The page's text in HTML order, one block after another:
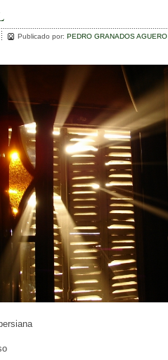
p
ar
tir
Publicado por: PEDRO GRANADOS AGUERO